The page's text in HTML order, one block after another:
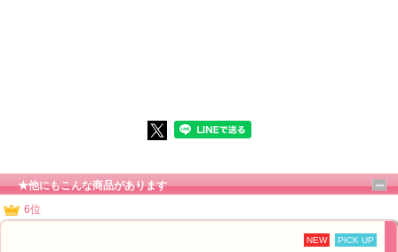
★他にもこんな商品があります
6位
NEW PICK UP